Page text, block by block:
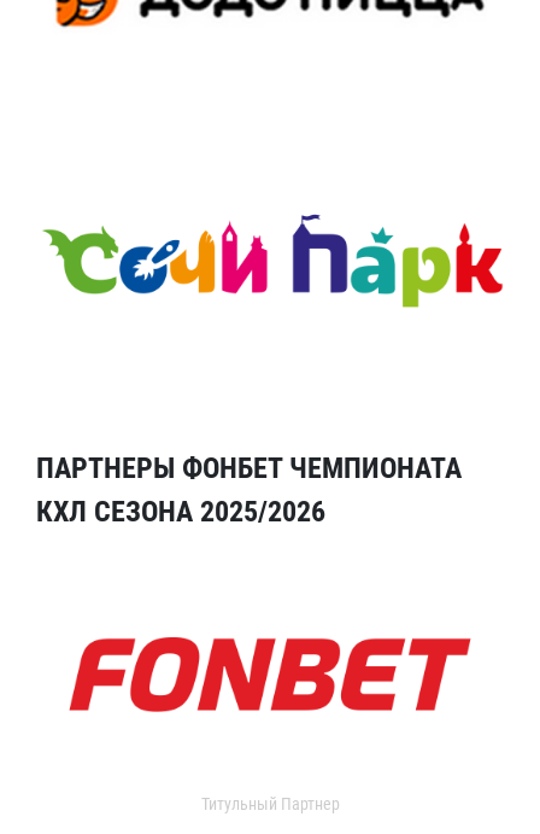
ПАРТНЕРЫ ФОНБЕТ ЧЕМПИОНАТА
КХЛ СЕЗОНА 2025/2026
Титульный Партнер